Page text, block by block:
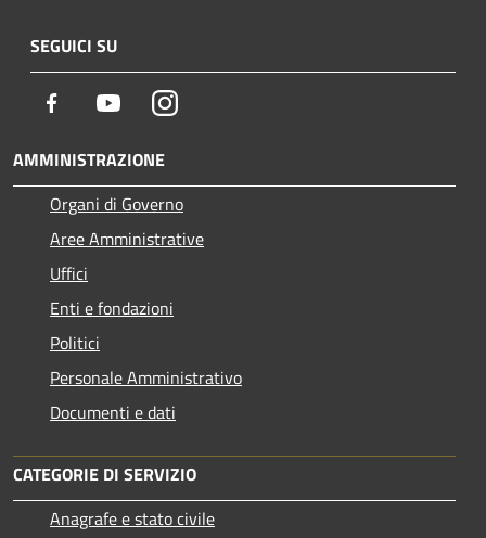
SEGUICI SU
Facebook YoutubeInstagram
AMMINISTRAZIONE
Organi di Governo
Aree Amministrative
Uffici
Enti e fondazioni
Politici
Personale Amministrativo
Documenti e dati
CATEGORIE DI SERVIZIO
Anagrafe e stato civile